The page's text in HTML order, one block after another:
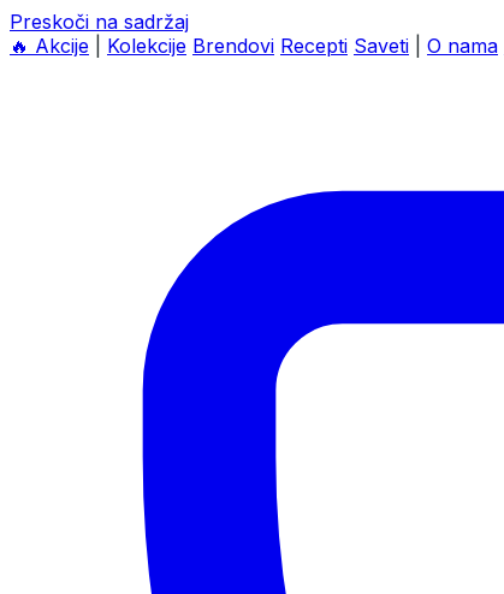
Preskoči na sadržaj
🔥 Akcije Kolekcije Brendovi Recepti Saveti O nama